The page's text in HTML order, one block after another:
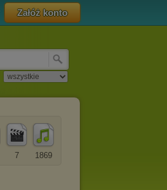
Załóż konto
1869
7